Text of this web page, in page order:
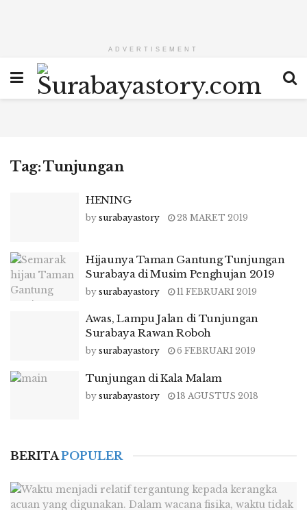
ADVERTISEMENT
Tag:Tunjungan
HENING
by surabayastory 28 MARET 2019
Hijaunya Taman Gantung Tunjungan
Surabaya di Musim Penghujan 2019
by surabayastory 11 FEBRUARI 2019
Awas, Lampu Jalan di Tunjungan
Surabaya Rawan Roboh
by surabayastory 6 FEBRUARI 2019
Tunjungan di Kala Malam
by surabayastory 18 AGUSTUS 2018
BERITAPOPULER